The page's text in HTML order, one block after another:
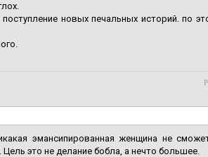
новых печальных историй. по
эмансипированная женщина не
это не делание бобла, а нечто большее.